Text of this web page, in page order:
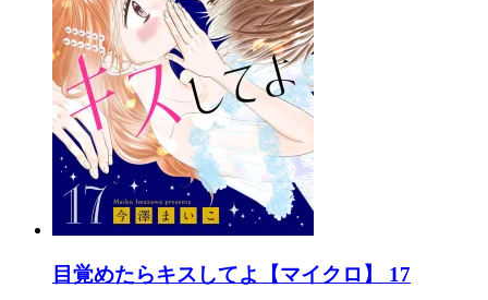
目覚めたらキスしてよ【マイクロ】 17